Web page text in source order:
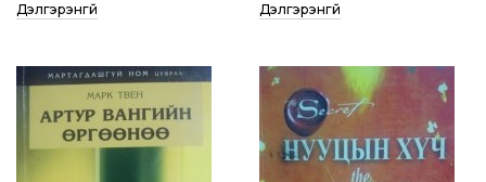
Дэлгэрэнгүй Дэлгэрэнгүй